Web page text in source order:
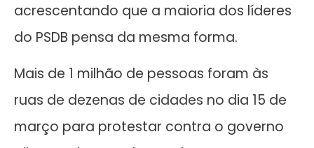
acrescentando que a maioria dos líderes
do PSDB pensa da mesma forma.
Mais de 1 milhão de pessoas foram às
ruas de dezenas de cidades no dia 15 de
março para protestar contra o governo